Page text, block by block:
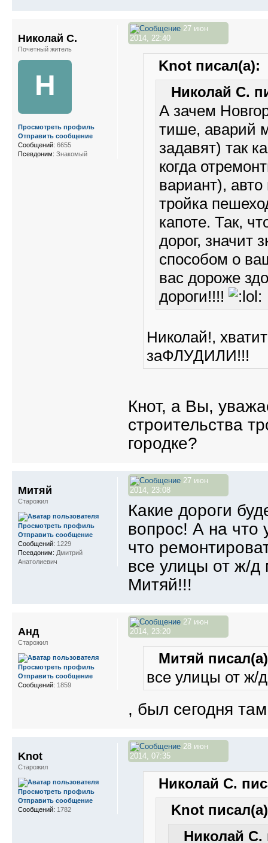
27 июн
2014, 22:40
Knot писал(а):
Николай С.
А зачем
тише, аварий
задавят) так
когда
вариант),
тройка
капоте. Так,
дорог, значит
способом о
вас дороже
дороги!!!!
Николай!,
заФЛУДИЛИ!!!
Кнот, а Вы,
строительства
городке?
Николай С.
Почетный житель
Н
Просмотреть профиль
Отправить сообщение
Сообщений: 6655
Псевдоним: Знакомый
27 июн
2014, 23:08
Какие дороги
вопрос! А на что
что
все улицы от ж/д
Митяй!!!
Митяй
Старожил
Просмотреть профиль
Отправить сообщение
Сообщений: 1229
Псевдоним: Дмитрий
Анатолиевич
27 июн
2014, 23:20
Митяй
все улицы от ж/
, был сегодня
Анд
Старожил
Просмотреть профиль
Отправить сообщение
Сообщений: 1859
28 июн
2014, 07:35
Николай С.
Knot
Николай С.
Knot
Старожил
Просмотреть профиль
Отправить сообщение
Сообщений: 1782